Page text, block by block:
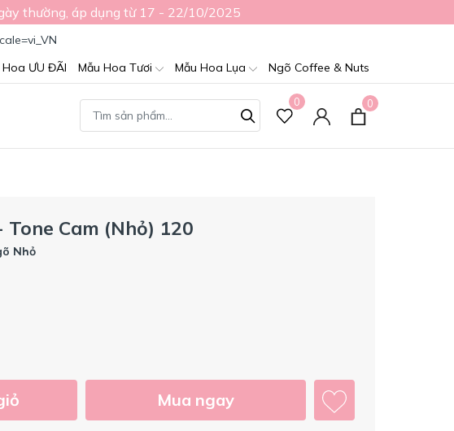
thường, áp dụng từ 17 - 22/10/2025
Hoa ƯU ĐÃI
Mẫu Hoa Tươi Mẫu Hoa Lụa Ngõ Coffee & Nuts
0 0
Cam (Nhỏ) 120
Nhỏ
Mua ngay